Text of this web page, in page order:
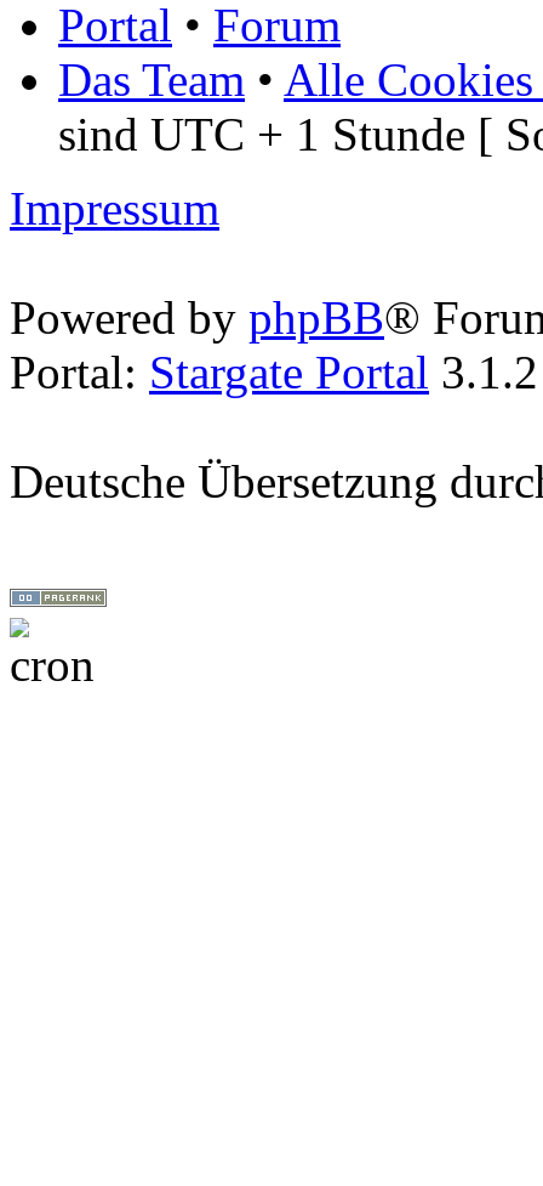
Portal • Forum
Das Team • Alle Cookies
sind UTC + 1 Stunde [
Impressum
Powered by phpBB®
Portal: Stargate Portal
Deutsche Übersetzung